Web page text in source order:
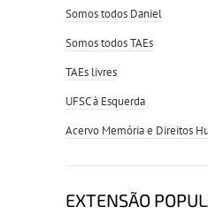
Somos todos Daniel
Somos todos TAEs
TAEs livres
UFSC à Esquerda
Acervo Memória e Direitos
EXTENSÃO